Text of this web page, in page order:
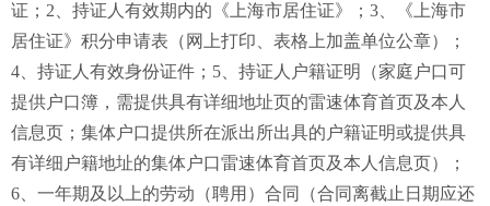
证；2、持证人有效期内的《上海市居住证》；3、《上海市
居住证》积分申请表（网上打印、表格上加盖单位公章）；
4、持证人有效身份证件；5、持证人户籍证明（家庭户口可
提供户口簿，需提供具有详细地址页的雷速体育首页及本人
信息页；集体户口提供所在派出所出具的户籍证明或提供具
有详细户籍地址的集体户口雷速体育首页及本人信息页）；
6、一年期及以上的劳动（聘用）合同（合同离截止日期应还